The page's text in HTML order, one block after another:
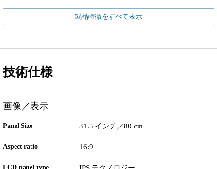
製品特徴をすべて表示
技術仕様
画像／表示
Panel Size 31.5 インチ／80 cm
Aspect ratio 16:9
LCD panel type